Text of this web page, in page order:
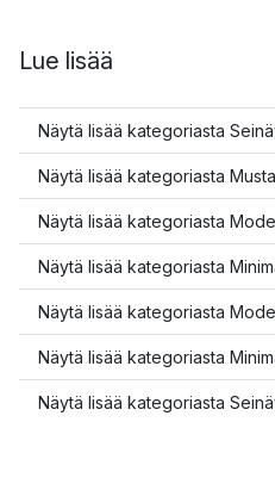
Lue lisää
Näytä lisää kategoriasta
Näytä lisää kategoriasta
Näytä lisää kategoriasta
Näytä lisää kategoriasta
Näytä lisää kategoriasta
Näytä lisää kategoriasta
Näytä lisää kategoriasta